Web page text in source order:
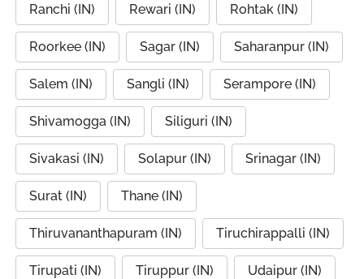
Ranchi (IN) Rewari (IN) Rohtak (IN)
Roorkee (IN) Sagar (IN) Saharanpur (IN)
Salem (IN) Sangli (IN) Serampore (IN)
Shivamogga (IN) Siliguri (IN)
Sivakasi (IN) Solapur (IN) Srinagar (IN)
Surat (IN) Thane (IN)
Thiruvananthapuram (IN) Tiruchirappalli (IN)
Tirupati (IN) Tiruppur (IN) Udaipur (IN)